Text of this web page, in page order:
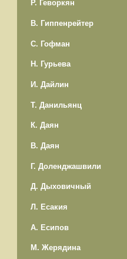
Р. Геворкян
В. Гиппенрейтер
С. Гофман
Н. Гурьева
И. Дайлин
Т. Данильянц
К. Даян
В. Даян
Г. Доленджашвили
Д. Дыховичный
Л. Есакия
А. Есипов
М. Жерядина